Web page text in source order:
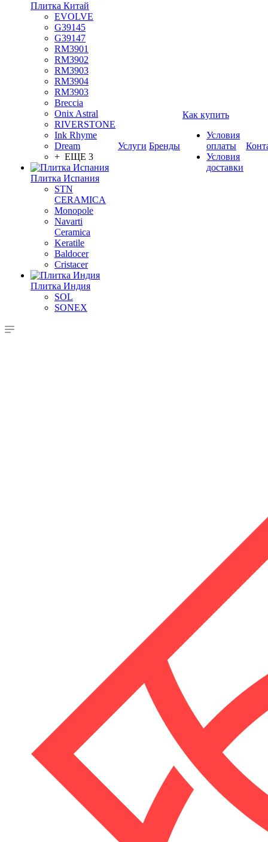
Плитка Китай
EVOLVE
G39145
G39147
RM3901
RM3902
RM3903
RM3904
RM3903
Breccia
Onix Astral
RIVERSTONE
Ink Rhyme
Dream
+ ЕЩЕ 3
Плитка Испания
STN
CERAMICA
Monopole
Navarti
Ceramica
Keratile
Baldocer
Cristacer
Плитка Индия
SOL
SONEX
Услуги Бренды
Как купить
Условия
оплаты
Условия
доставки